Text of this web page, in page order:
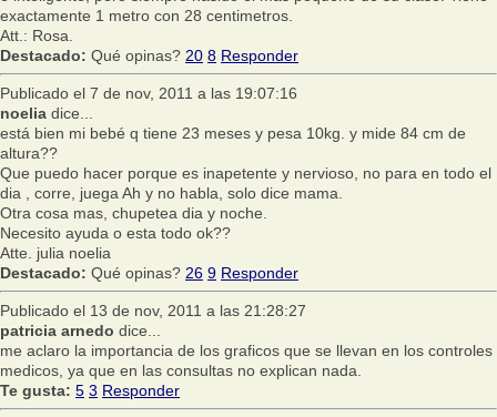
exactamente 1 metro con 28 centimetros.
Att.: Rosa.
Destacado: Qué opinas? 20 8 Responder
Publicado el 7 de nov, 2011 a las 19:07:16
noelia dice...
está bien mi bebé q tiene 23 meses y pesa 10kg. y mide 84 cm de
altura??
Que puedo hacer porque es inapetente y nervioso, no para en todo el
dia , corre, juega Ah y no habla, solo dice mama.
Otra cosa mas, chupetea dia y noche.
Necesito ayuda o esta todo ok??
Atte. julia noelia
Destacado: Qué opinas? 26 9 Responder
Publicado el 13 de nov, 2011 a las 21:28:27
patricia arnedo dice...
me aclaro la importancia de los graficos que se llevan en los controles
medicos, ya que en las consultas no explican nada.
Te gusta: 5 3 Responder